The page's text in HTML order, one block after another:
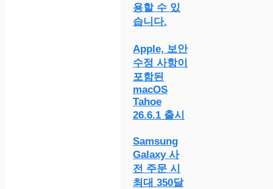
용할 수 있
습니다.
Apple, 보안
수정 사항이
포함된
macOS
Tahoe
26.6.1 출시
Samsung
Galaxy 사
전 주문 시
최대 350달